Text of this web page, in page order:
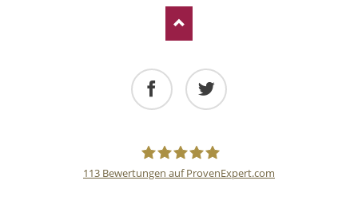
113 Bewertungen auf ProvenExpert.com